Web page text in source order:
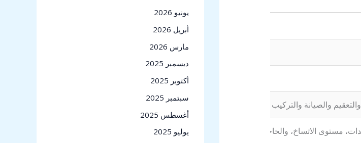
والصيانة والتركيب لمختلف أنواع المكيفات، مع التركيز على الجودة والاحترافية.
مستوى الاتساخ، والحاجة إلى تعقيم أو صيانة إضافية.
يونيو 2026
أبريل 2026
مارس 2026
ديسمبر 2025
أكتوبر 2025
سبتمبر 2025
أغسطس 2025
يوليو 2025